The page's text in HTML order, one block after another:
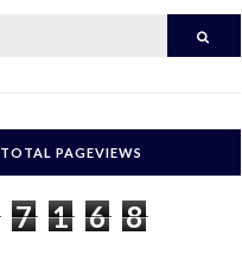
TOTAL PAGEVIEWS
7 1 6 8